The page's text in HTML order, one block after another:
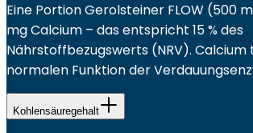
Eine Portion Gerolsteiner FLOW (500
mg Calcium – das entspricht 15 % des
Nährstoffbezugswerts (NRV).
normalen Funktion der
Kohlensäuregehalt